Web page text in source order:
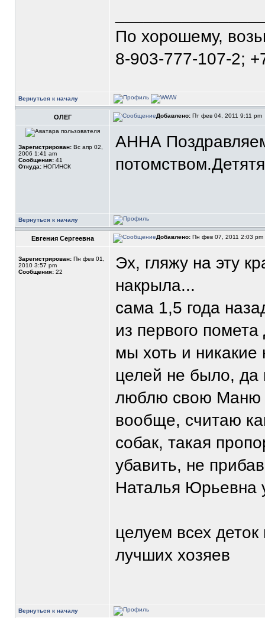
По хорошему,
8-903-777-107-2;
Вернуться к началу
ОЛЕГ Добавлено: Пт фев 04, 2011 9:11 pm
Зарегистрирован: Вс апр 02,
2006 1:41 am
Сообщения: 41
Откуда: НОГИНСК
АННА
Вернуться к началу
Евгения Сергеевна Добавлено: Пн фев 07, 2011 2:03 pm
Зарегистрирован: Пн фев 01,
2010 3:57 pm
Сообщения: 22
Эх, гляжу на эту
накрыла...
сама 1,5 года
из первого
мы хоть и никакие
целей не было, да
люблю свою Маню
вообще, считаю
собак, такая
убавить, не
Наталья Юрьевна
целуем всех
лучших хозяев
Вернуться к началу